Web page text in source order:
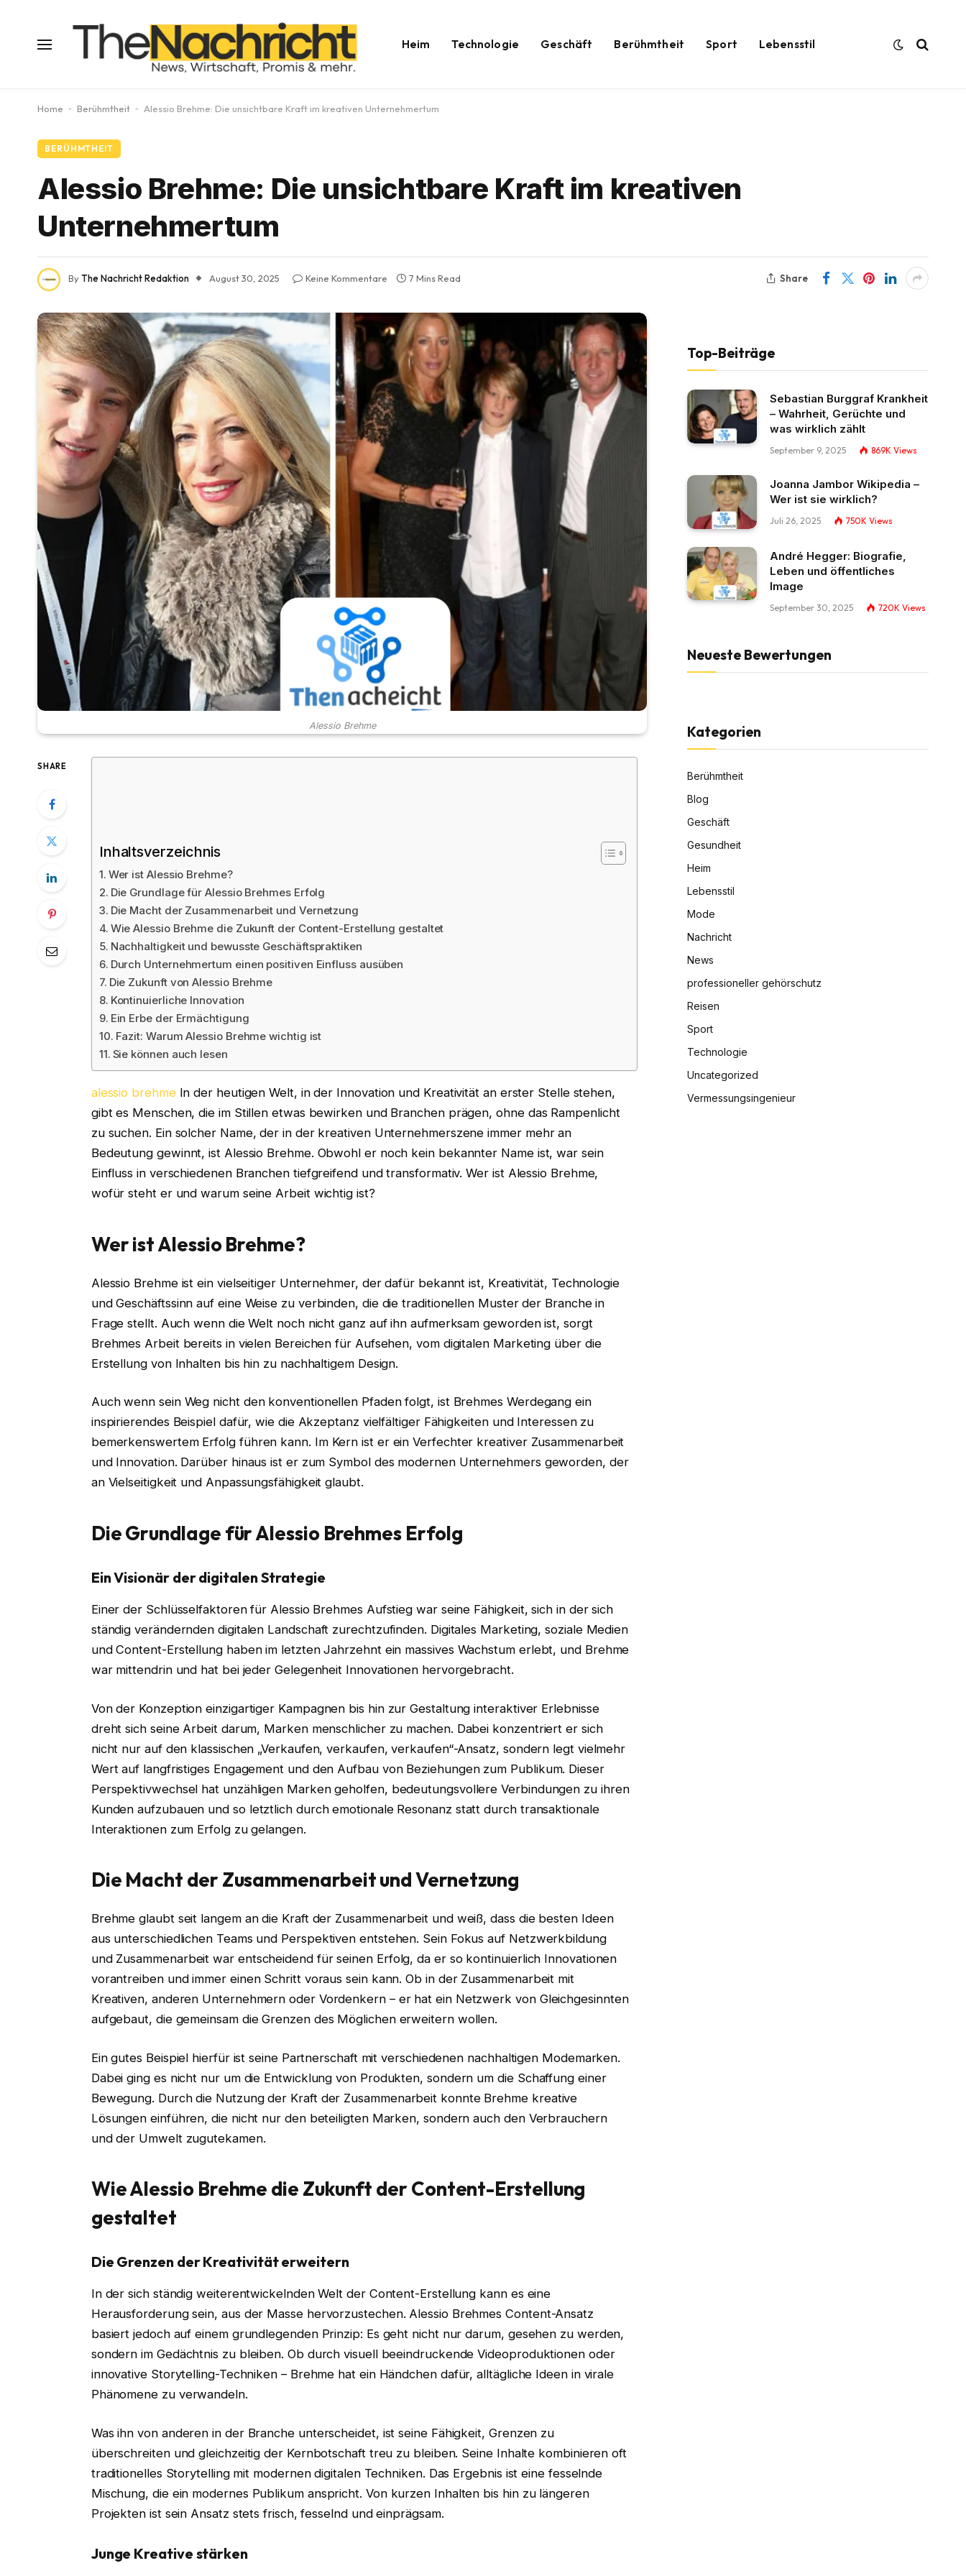
Heim Technologie Geschäft Berühmtheit Sport Lebensstil
Home - Berühmtheit - Alessio Brehme: Die unsichtbare Kraft im kreativen Unternehmertum
BERÜHMTHEIT
Alessio Brehme: Die unsichtbare Kraft im kreativen
Unternehmertum
ByThe Nachricht Redaktion August 30, 2025 Keine Kommentare 7 Mins Read Share
Alessio Brehme
SHARE
Inhaltsverzeichnis
Wer ist Alessio Brehme?
Die Grundlage für Alessio Brehmes Erfolg
Die Macht der Zusammenarbeit und Vernetzung
Wie Alessio Brehme die Zukunft der Content-Erstellung gestaltet
Nachhaltigkeit und bewusste Geschäftspraktiken
Durch Unternehmertum einen positiven Einfluss ausüben
Die Zukunft von Alessio Brehme
Kontinuierliche Innovation
Ein Erbe der Ermächtigung
Fazit: Warum Alessio Brehme wichtig ist
Sie können auch lesen
alessio brehmeIn der heutigen Welt, in der Innovation und Kreativität an erster Stelle stehen,
gibt es Menschen, die im Stillen etwas bewirken und Branchen prägen, ohne das Rampenlicht
zu suchen. Ein solcher Name, der in der kreativen Unternehmerszene immer mehr an
Bedeutung gewinnt, ist Alessio Brehme. Obwohl er noch kein bekannter Name ist, war sein
Einfluss in verschiedenen Branchen tiefgreifend und transformativ. Wer ist Alessio Brehme,
wofür steht er und warum seine Arbeit wichtig ist?
Wer ist Alessio Brehme?
Alessio Brehme ist ein vielseitiger Unternehmer, der dafür bekannt ist, Kreativität, Technologie
und Geschäftssinn auf eine Weise zu verbinden, die die traditionellen Muster der Branche in
Frage stellt. Auch wenn die Welt noch nicht ganz auf ihn aufmerksam geworden ist, sorgt
Brehmes Arbeit bereits in vielen Bereichen für Aufsehen, vom digitalen Marketing über die
Erstellung von Inhalten bis hin zu nachhaltigem Design.
Auch wenn sein Weg nicht den konventionellen Pfaden folgt, ist Brehmes Werdegang ein
inspirierendes Beispiel dafür, wie die Akzeptanz vielfältiger Fähigkeiten und Interessen zu
bemerkenswertem Erfolg führen kann. Im Kern ist er ein Verfechter kreativer Zusammenarbeit
und Innovation. Darüber hinaus ist er zum Symbol des modernen Unternehmers geworden, der
an Vielseitigkeit und Anpassungsfähigkeit glaubt.
Die Grundlage für Alessio Brehmes Erfolg
Ein Visionär der digitalen Strategie
Einer der Schlüsselfaktoren für Alessio Brehmes Aufstieg war seine Fähigkeit, sich in der sich
ständig verändernden digitalen Landschaft zurechtzufinden. Digitales Marketing, soziale Medien
und Content-Erstellung haben im letzten Jahrzehnt ein massives Wachstum erlebt, und Brehme
war mittendrin und hat bei jeder Gelegenheit Innovationen hervorgebracht.
Von der Konzeption einzigartiger Kampagnen bis hin zur Gestaltung interaktiver Erlebnisse
dreht sich seine Arbeit darum, Marken menschlicher zu machen. Dabei konzentriert er sich
nicht nur auf den klassischen „Verkaufen, verkaufen, verkaufen“-Ansatz, sondern legt vielmehr
Wert auf langfristiges Engagement und den Aufbau von Beziehungen zum Publikum. Dieser
Perspektivwechsel hat unzähligen Marken geholfen, bedeutungsvollere Verbindungen zu ihren
Kunden aufzubauen und so letztlich durch emotionale Resonanz statt durch transaktionale
Interaktionen zum Erfolg zu gelangen.
Die Macht der Zusammenarbeit und Vernetzung
Brehme glaubt seit langem an die Kraft der Zusammenarbeit und weiß, dass die besten Ideen
aus unterschiedlichen Teams und Perspektiven entstehen. Sein Fokus auf Netzwerkbildung
und Zusammenarbeit war entscheidend für seinen Erfolg, da er so kontinuierlich Innovationen
vorantreiben und immer einen Schritt voraus sein kann. Ob in der Zusammenarbeit mit
Kreativen, anderen Unternehmern oder Vordenkern – er hat ein Netzwerk von Gleichgesinnten
aufgebaut, die gemeinsam die Grenzen des Möglichen erweitern wollen.
Ein gutes Beispiel hierfür ist seine Partnerschaft mit verschiedenen nachhaltigen Modemarken.
Dabei ging es nicht nur um die Entwicklung von Produkten, sondern um die Schaffung einer
Bewegung. Durch die Nutzung der Kraft der Zusammenarbeit konnte Brehme kreative
Lösungen einführen, die nicht nur den beteiligten Marken, sondern auch den Verbrauchern
und der Umwelt zugutekamen.
Wie Alessio Brehme die Zukunft der Content-Erstellung
gestaltet
Die Grenzen der Kreativität erweitern
In der sich ständig weiterentwickelnden Welt der Content-Erstellung kann es eine
Herausforderung sein, aus der Masse hervorzustechen. Alessio Brehmes Content-Ansatz
basiert jedoch auf einem grundlegenden Prinzip: Es geht nicht nur darum, gesehen zu werden,
sondern im Gedächtnis zu bleiben. Ob durch visuell beeindruckende Videoproduktionen oder
innovative Storytelling-Techniken – Brehme hat ein Händchen dafür, alltägliche Ideen in virale
Phänomene zu verwandeln.
Was ihn von anderen in der Branche unterscheidet, ist seine Fähigkeit, Grenzen zu
überschreiten und gleichzeitig der Kernbotschaft treu zu bleiben. Seine Inhalte kombinieren oft
traditionelles Storytelling mit modernen digitalen Techniken. Das Ergebnis ist eine fesselnde
Mischung, die ein modernes Publikum anspricht. Von kurzen Inhalten bis hin zu längeren
Projekten ist sein Ansatz stets frisch, fesselnd und einprägsam.
Junge Kreative stärken
Top-Beiträge
Sebastian Burggraf Krankheit
– Wahrheit, Gerüchte und
was wirklich zählt
September 9, 2025 869K Views
Joanna Jambor Wikipedia –
Wer ist sie wirklich?
Juli 26, 2025 750K Views
André Hegger: Biografie,
Leben und öffentliches
Image
September 30, 2025 720K Views
Neueste Bewertungen
Kategorien
Berühmtheit
Blog
Geschäft
Gesundheit
Heim
Lebensstil
Mode
Nachricht
News
professioneller gehörschutz
Reisen
Sport
Technologie
Uncategorized
Vermessungsingenieur